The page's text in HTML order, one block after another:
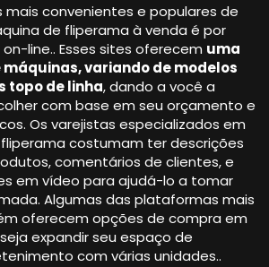
mais convenientes e populares de
de fliperama à venda é por
line.. Esses sites oferecem uma
variando de modelos
topo de linha, dando a você a
com base em seu orçamento e
Os varejistas especializados em
costumam ter descrições
comentários de clientes, e
em vídeo para ajudá-lo a tomar
Algumas das plataformas mais
oferecem opções de compra em
expandir seu espaço de
com várias unidades..